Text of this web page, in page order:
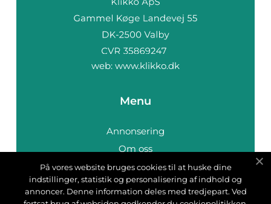
web: www.klikko.dk
Menu
Annonsering
Om oss
Cookies
Kontakta oss
Sitemap
På vores website bruges cookies til at huske dine
indstillinger, statistik og personalisering af indhold og
annoncer. Denne information deles med tredjepart. Ved